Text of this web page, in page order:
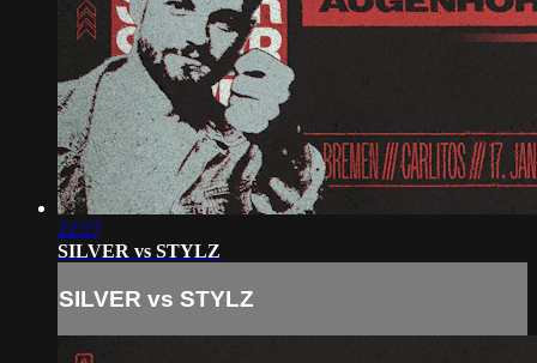
22:27
SILVER vs STYLZ
SILVER vs STYLZ